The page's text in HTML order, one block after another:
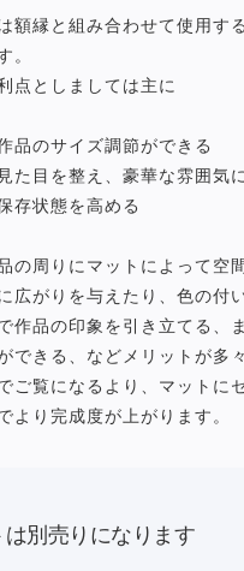
額縁と組み合わせて使用す
。
点としましては主に
品のサイズ調節ができる
た目を整え、豪華な雰囲気
存状態を高める
の周りにマットによって空
広がりを与えたり、色の付
作品の印象を引き立てる、
できる、などメリットが多
ご覧になるより、マットに
より完成度が上がります。
は別売りになります